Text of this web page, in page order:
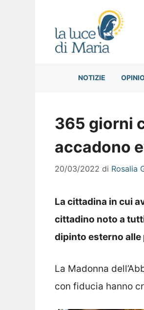
NOTIZIE
365 giorni
accadono
20/03/2022 di Rosalia
La cittadina in cui
cittadino noto a
dipinto esterno alle
La Madonna
con fiducia hanno